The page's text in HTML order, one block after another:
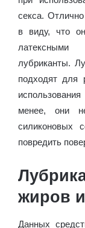
секса.
в виду, что
латексными
лубриканты.
подходят для
менее, они
силиконовых
повредить
жиров
Данных